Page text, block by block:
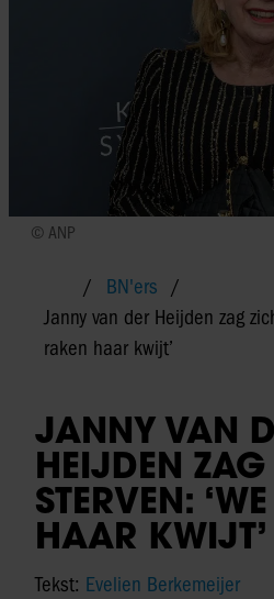
© ANP
BN'ers
Janny van der Heijden zag
raken haar kwijt’
JANNY VAN
HEIJDEN ZAG
STERVEN:
HAAR KWIJT’
Tekst: Evelien Berkemeijer